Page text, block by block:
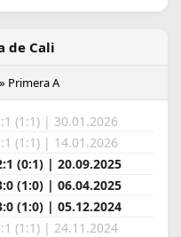
de Cali
Primera A
(1:1) | 30.01.2026
(1:1) | 14.01.2026
(0:1) | 20.09.2025
(1:0) | 06.04.2025
(1:0) | 05.12.2024
(1:1) | 24.11.2024